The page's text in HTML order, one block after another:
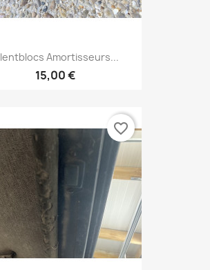
Amortisseurs...
15,00 €
favorite_border